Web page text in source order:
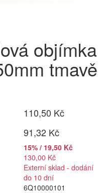
objímka
tmavě
110,50 Kč
91,32 Kč
15% / 19,50 Kč
130,00 Kč
Externí sklad - dodání
do 10 dní
6Q10000101